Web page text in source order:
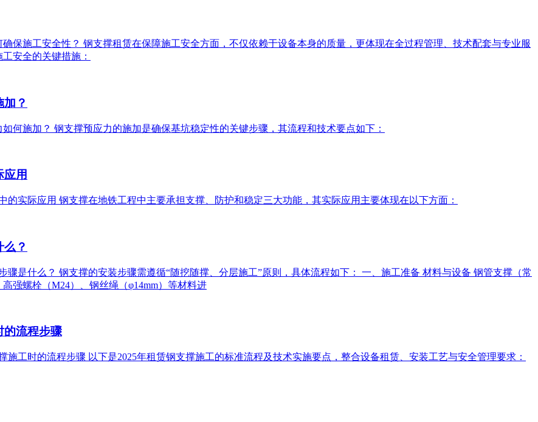
保施工安全性？ 钢支撑租赁在保障施工安全方面，不仅依赖于设备本身的质量，更体现在全过程管理、技术配套与专业服
安全的关键措施：
？
何施加？ 钢支撑预应力的施加是确保基坑稳定性的关键步骤，其流程和技术要点如下：
应用
的实际应用 钢支撑在地铁工程中主要承担支撑、防护和稳定三大功能，其实际应用主要体现在以下方面：
？
骤是什么？ 钢支撑的安装步骤需遵循“随挖随撑、分层施工”原则，具体流程如下： 一、施工准备‌ 材料与设备‌ 钢管支撑（常
强螺栓（M24）、钢丝绳（φ14mm）等材料进
的流程步骤
施工时的流程步骤 以下是2025年租赁钢支撑施工的标准流程及技术实施要点，整合设备租赁、安装工艺与安全管理要求：